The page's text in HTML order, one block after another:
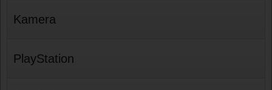
Kamera
PlayStation